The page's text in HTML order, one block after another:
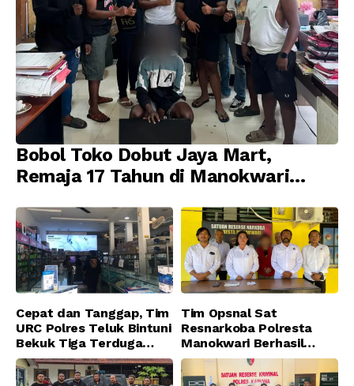
Bobol Toko Dobut Jaya Mart,
Remaja 17 Tahun di Manokwari
Jatanras Polda Papua Barat
Cepat dan Tanggap, Tim
URC Polres Teluk Bintuni
Bekuk Tiga Terduga
Pelaku Pencurian di SMA
Sanawesen
Tim Opsnal Sat
Resnarkoba Polresta
Manokwari Berhasil
Ungkap Kasus Tindak
Pidana Narkotika